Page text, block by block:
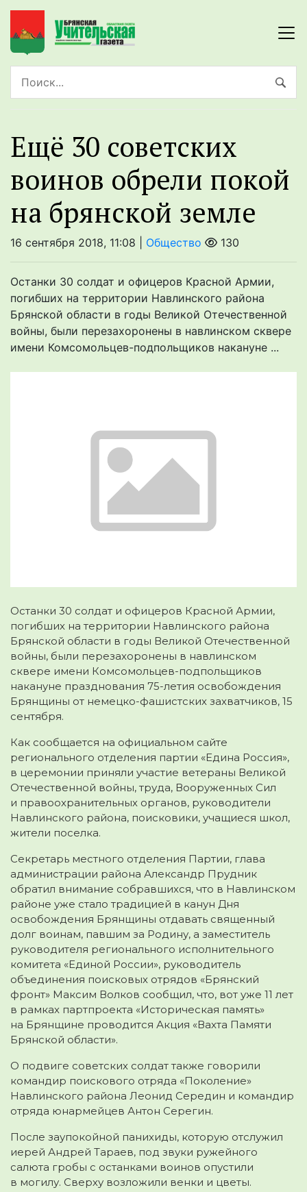
Ещё 30 советских
воинов обрели покой
на брянской земле
16 сентября 2018, 11:08 | Общество 130
Останки 30 солдат и офицеров Красной Армии,
погибших на территории Навлинского района
Брянской области в годы Великой Отечественной
войны, были перезахоронены в навлинском сквере
имени Комсомольцев-подпольщиков накануне ...
Останки 30 солдат и офицеров Красной Армии,
погибших на территории Навлинского района
Брянской области в годы Великой Отечественной
войны, были перезахоронены в навлинском
сквере имени Комсомольцев-подпольщиков
накануне празднования 75-летия освобождения
Брянщины от немецко-фашистских захватчиков, 15
сентября.
Как сообщается на официальном сайте
регионального отделения партии «Едина Россия»,
в церемонии приняли участие ветераны Великой
Отечественной войны, труда, Вооруженных Сил
и правоохранительных органов, руководители
Навлинского района, поисковики, учащиеся школ,
жители поселка.
Секретарь местного отделения Партии, глава
администрации района Александр Прудник
обратил внимание собравшихся, что в Навлинском
районе уже стало традицией в канун Дня
освобождения Брянщины отдавать священный
долг воинам, павшим за Родину, а заместитель
руководителя регионального исполнительного
комитета «Единой России», руководитель
объединения поисковых отрядов «Брянский
фронт» Максим Волков сообщил, что, вот уже 11 лет
в рамках партпроекта «Историческая память»
на Брянщине проводится Акция «Вахта Памяти
Брянской области».
О подвиге советских солдат также говорили
командир поискового отряда «Поколение»
Навлинского района Леонид Середин и командир
отряда юнармейцев Антон Серегин.
После заупокойной панихиды, которую отслужил
иерей Андрей Тараев, под звуки ружейного
салюта гробы с останками воинов опустили
в могилу. Сверху возложили венки и цветы.